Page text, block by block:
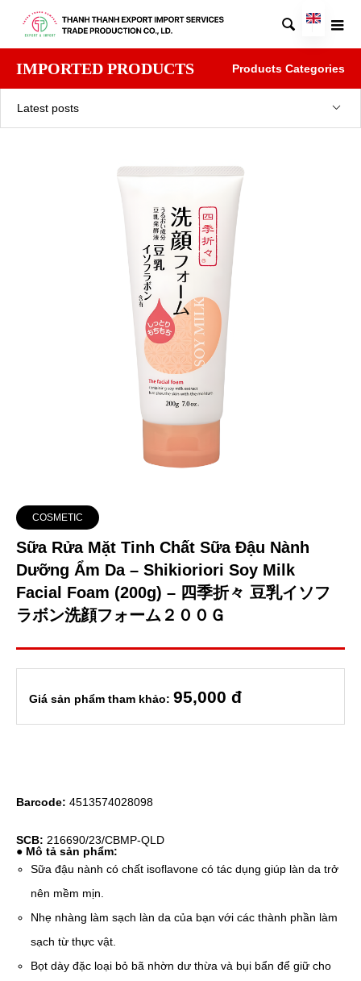

IMPORTED PRODUCTS Products Categories
Latest posts
COSMETIC
Sữa Rửa Mặt Tinh Chất Sữa Đậu Nành
Dưỡng Ẩm Da – Shikioriori Soy Milk
Facial Foam (200g) – 四季折々 豆乳イソフ
ラボン洗顔フォーム２００Ｇ
Giá sản phẩm tham khảo: 95,000 đ
Barcode: 4513574028098
SCB: 216690/23/CBMP-QLD
● Mô tả sản phẩm:
Sữa đậu nành có chất isoflavone có tác dụng giúp làn da trở
nên mềm mịn.
Nhẹ nhàng làm sạch làn da của bạn với các thành phần làm
sạch từ thực vật.
Bọt dày đặc loại bỏ bã nhờn dư thừa và bụi bẩn để giữ cho